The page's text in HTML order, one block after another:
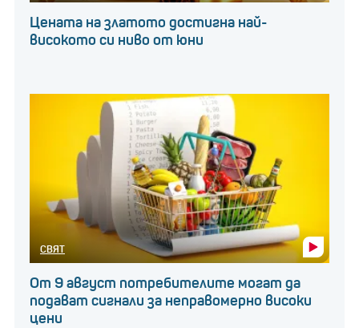
Цената на златото достигна най-
високото си ниво от юни
СВЯТ
От 9 август потребителите могат да
подават сигнали за неправомерно високи
цени